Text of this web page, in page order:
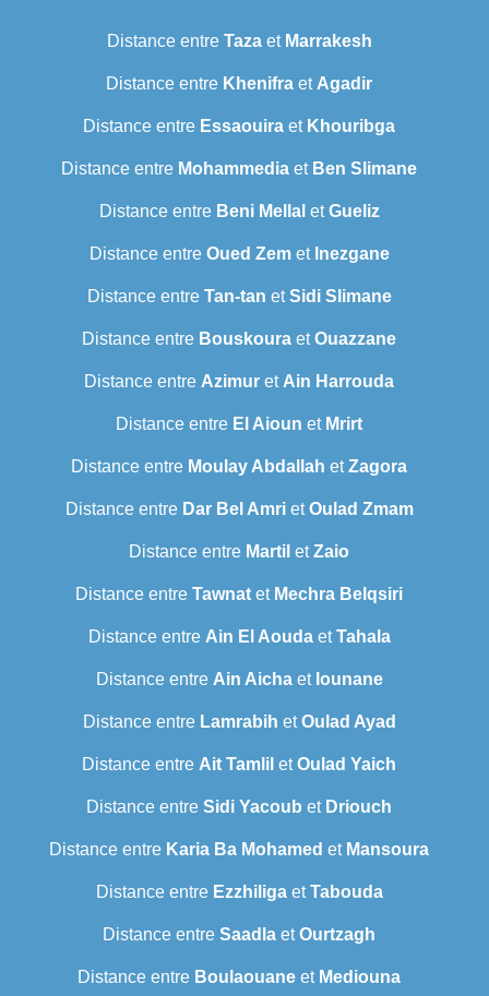
Distance entre Tazaet Marrakesh
Distance entre Khenifra et Agadir
Distance entre Essaouira et Khouribga
Distance entre Mohammedia et Ben Slimane
Distance entre Beni Mellal etGueliz
Distance entre Oued Zemet Inezgane
Distance entre Tan-tan etSidi Slimane
Distance entre Bouskoura etOuazzane
Distance entre Azimur et Ain Harrouda
Distance entre El Aioun et Mrirt
Distance entre Moulay Abdallah etZagora
Distance entre Dar Bel AmrietOulad Zmam
Distance entre Martil etZaio
Distance entre Tawnat et Mechra Belqsiri
Distance entre Ain El AoudaetTahala
Distance entre Ain Aichaet Iounane
Distance entre Lamrabih etOulad Ayad
Distance entre Ait Tamlil etOulad Yaich
Distance entre Sidi Yacoub et Driouch
Distance entre Karia Ba Mohamed et Mansoura
Distance entre EzzhiligaetTabouda
Distance entre Saadla etOurtzagh
Distance entre Boulaouane et Mediouna